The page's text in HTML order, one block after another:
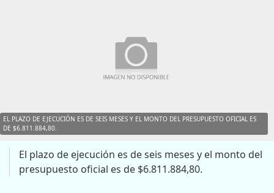
EL PLAZO DE EJECUCIÓN ES DE SEIS MESES Y EL MONTO DEL PRESUPUESTO OFICIAL ES
DE $6.811.884,80.
El plazo de ejecución es de seis meses y el monto del
presupuesto oficial es de $6.811.884,80.